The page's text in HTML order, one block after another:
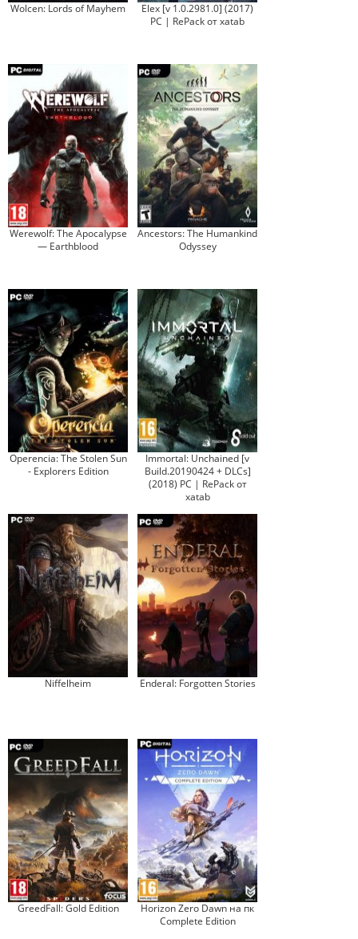
Wolcen: Lords of Mayhem
Elex [v 1.0.2981.0] (2017)
PC | RePack от xatab
Werewolf: The Apocalypse
— Earthblood
Ancestors: The Humankind
Odyssey
Operencia: The Stolen Sun
- Explorers Edition
Immortal: Unchained [v
Build.20190424 + DLCs]
(2018) PC | RePack от
xatab
Niffelheim Enderal: Forgotten Stories
GreedFall: Gold Edition
Horizon Zero Dawn на пк
Complete Edition